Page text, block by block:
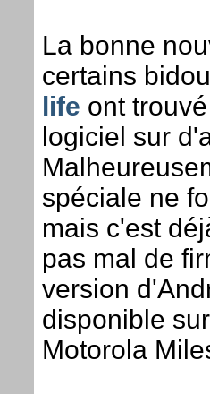
La bonne
certains
life ont
logiciel sur
spéciale ne
mais c'est
pas mal de
version
disponible
Motorola